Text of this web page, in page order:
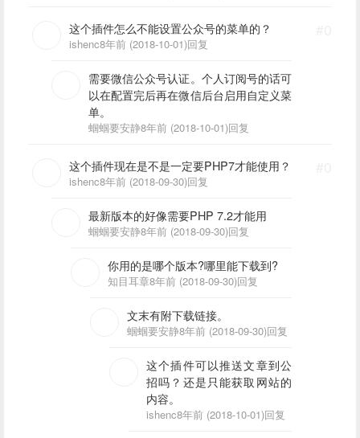
这个插件怎么不能设置公众号的菜单的？
ishenc8年前 (2018-10-01)回复
需要微信公众号认证。个人订阅号的话可
以在配置完后再在微信后台启用自定义菜
单。
蝈蝈要安静8年前 (2018-10-01)回复
这个插件现在是不是一定要PHP7才能使用？
ishenc8年前 (2018-09-30)回复
最新版本的好像需要PHP 7.2才能用
蝈蝈要安静8年前 (2018-09-30)回复
你用的是哪个版本?哪里能下载到?
知目耳章8年前 (2018-09-30)回复
文末有附下载链接。
蝈蝈要安静8年前 (2018-09-30)回复
这个插件可以推送文章到公
招吗？还是只能获取网站的
内容。
ishenc8年前 (2018-10-01)回复